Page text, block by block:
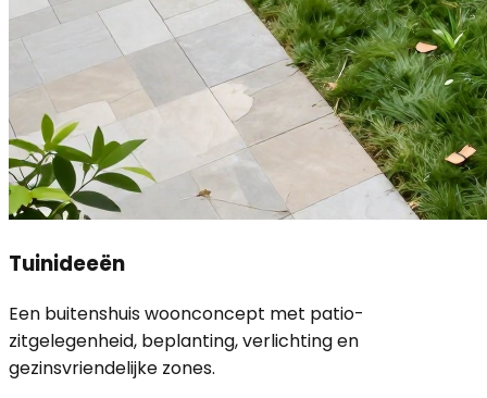
Tuinideeën
Een buitenshuis woonconcept met patio-
zitgelegenheid, beplanting, verlichting en
gezinsvriendelijke zones.